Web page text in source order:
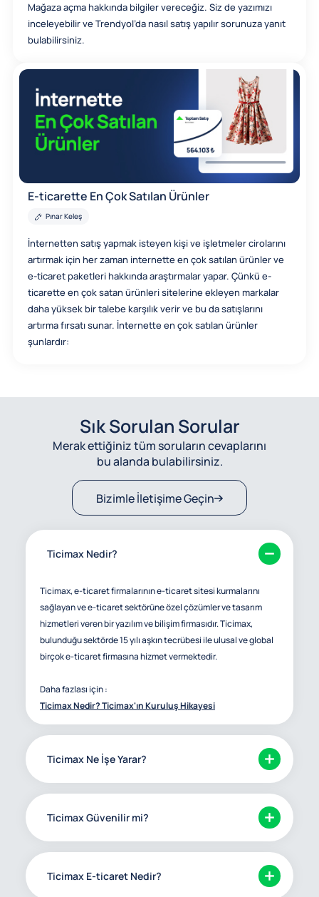
Mağaza açma hakkında bilgiler vereceğiz. Siz de yazımızı
inceleyebilir ve Trendyol’da nasıl satış yapılır sorunuza yanıt
bulabilirsiniz.
E-ticarette En Çok Satılan Ürünler
Pınar Keleş
İnternetten satış yapmak isteyen kişi ve işletmeler cirolarını
artırmak için her zaman internette en çok satılan ürünler ve
e-ticaret paketleri hakkında araştırmalar yapar. Çünkü e-
ticarette en çok satan ürünleri sitelerine ekleyen markalar
daha yüksek bir talebe karşılık verir ve bu da satışlarını
artırma fırsatı sunar. İnternette en çok satılan ürünler
şunlardır:
Sık Sorulan Sorular
Merak ettiğiniz tüm soruların cevaplarını
bu alanda bulabilirsiniz.
Bizimle İletişime Geçin
Ticimax Nedir?
Ticimax, e-ticaret firmalarının e-ticaret sitesi kurmalarını
sağlayan ve e-ticaret sektörüne özel çözümler ve tasarım
hizmetleri veren bir yazılım ve bilişim firmasıdır. Ticimax,
bulunduğu sektörde 15 yılı aşkın tecrübesi ile ulusal ve global
birçok e-ticaret firmasına hizmet vermektedir.
Daha fazlası için :
Ticimax Nedir? Ticimax'ın Kuruluş Hikayesi
Ticimax Ne İşe Yarar?
Ticimax Güvenilir mi?
Ticimax E-ticaret Nedir?